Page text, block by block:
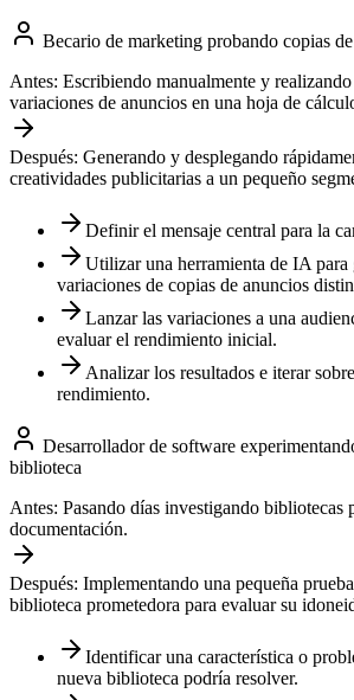
Becario de marketing probando copias
Antes: Escribiendo manualmente y
variaciones de anuncios en una hoja de
Después: Generando y desplegando
creatividades publicitarias a un pequeño
Definir el mensaje central para la
Utilizar una herramienta de IA para
variaciones de copias de anuncios
Lanzar las variaciones a una
evaluar el rendimiento inicial.
Analizar los resultados e iterar
rendimiento.
Desarrollador de software
biblioteca
Antes: Pasando días investigando bibliotecas
documentación.
Después: Implementando una pequeña
biblioteca prometedora para evaluar su
Identificar una característica o
nueva biblioteca podría resolver.